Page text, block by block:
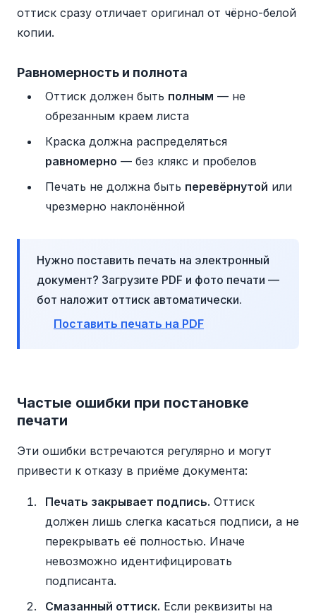
оттиск сразу отличает оригинал от чёрно-белой
копии.
Равномерность и полнота
Оттиск должен быть полным — не
обрезанным краем листа
Краска должна распределяться
равномерно — без клякс и пробелов
Печать не должна быть перевёрнутой или
чрезмерно наклонённой
Нужно поставить печать на электронный
документ? Загрузите PDF и фото печати —
бот наложит оттиск автоматически.
Поставить печать на PDF
Частые ошибки при постановке
печати
Эти ошибки встречаются регулярно и могут
привести к отказу в приёме документа:
Печать закрывает подпись. Оттиск
должен лишь слегка касаться подписи, а не
перекрывать её полностью. Иначе
невозможно идентифицировать
подписанта.
Смазанный оттиск. Если реквизиты на